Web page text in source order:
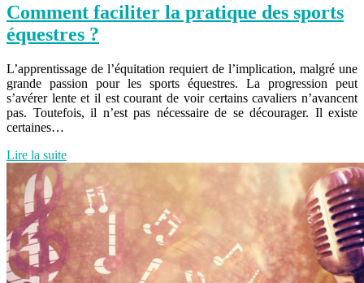
Comment faciliter la pratique des sports
équestres ?
L’apprentissage de l’équitation requiert de l’implication, malgré une
grande passion pour les sports équestres. La progression peut
s’avérer lente et il est courant de voir certains cavaliers n’avancent
pas. Toutefois, il n’est pas nécessaire de se décourager. Il existe
certaines…
Lire la suite